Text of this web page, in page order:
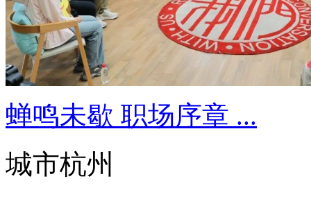
蝉鸣未歇 职场序章 ...
城市杭州